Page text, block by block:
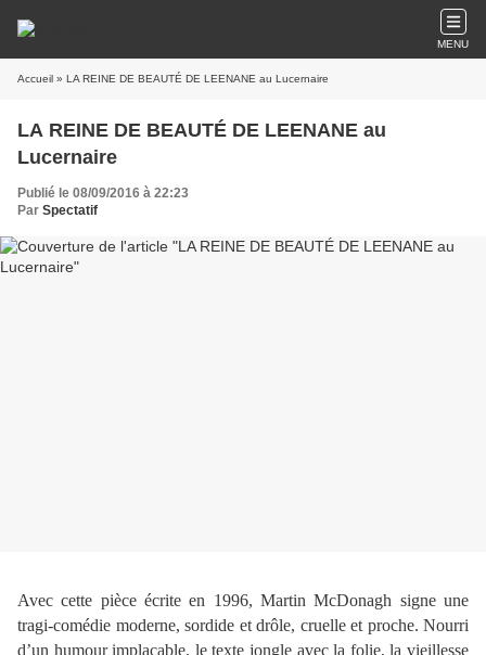
MENU
Accueil » LA REINE DE BEAUTÉ DE LEENANE au Lucernaire
LA REINE DE BEAUTÉ DE LEENANE au
Lucernaire
Publié le 08/09/2016 à 22:23
Par Spectatif
Avec cette pièce écrite en 1996, Martin McDonagh signe une
tragi-comédie moderne, sordide et drôle, cruelle et proche. Nourri
d’un humour implacable, le texte jongle avec la folie, la vieillesse